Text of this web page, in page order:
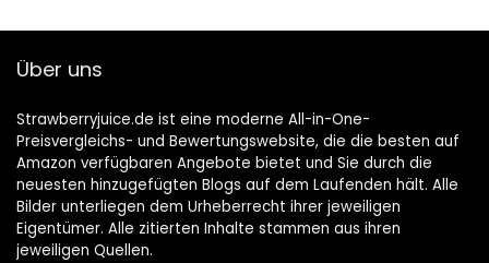
Über uns
Strawberryjuice.de ist eine moderne All-in-One-
Preisvergleichs- und Bewertungswebsite, die die besten auf
Amazon verfügbaren Angebote bietet und Sie durch die
neuesten hinzugefügten Blogs auf dem Laufenden hält. Alle
Bilder unterliegen dem Urheberrecht ihrer jeweiligen
Eigentümer. Alle zitierten Inhalte stammen aus ihren
jeweiligen Quellen.